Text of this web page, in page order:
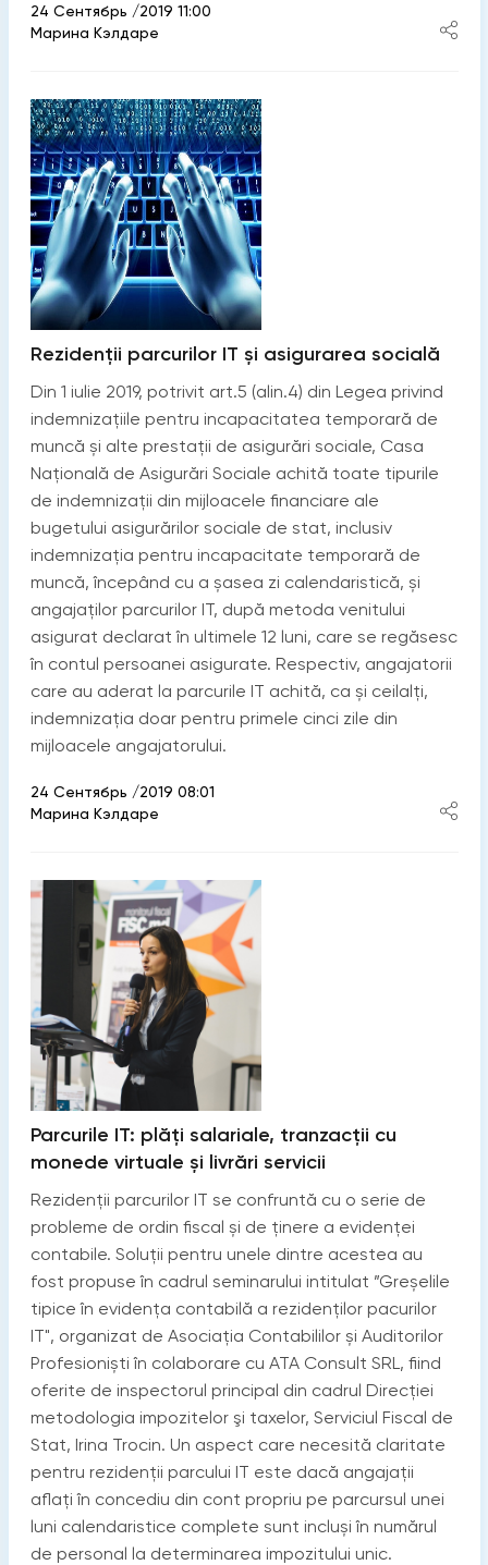
24 Сентябрь /2019 11:00
Марина Кэлдаре
Rezidenții parcurilor IT și asigurarea socială
Din 1 iulie 2019, potrivit art.5 (alin.4) din Legea privind
indemnizațiile pentru incapacitatea temporară de
muncă și alte prestații de asigurări sociale, Casa
Națională de Asigurări Sociale achită toate tipurile
de indemnizații din mijloacele financiare ale
bugetului asigurărilor sociale de stat, inclusiv
indemnizația pentru incapacitate temporară de
muncă, începând cu a șasea zi calendaristică, și
angajaților parcurilor IT, după metoda venitului
asigurat declarat în ultimele 12 luni, care se regăsesc
în contul persoanei asigurate. Respectiv, angajatorii
care au aderat la parcurile IT achită, ca și ceilalți,
indemnizația doar pentru primele cinci zile din
mijloacele angajatorului.
24 Сентябрь /2019 08:01
Марина Кэлдаре
Parcurile IT: plăți salariale, tranzacții cu
monede virtuale și livrări servicii
Rezidenții parcurilor IT se confruntă cu o serie de
probleme de ordin fiscal și de ținere a evidenței
contabile. Soluții pentru unele dintre acestea au
fost propuse în cadrul seminarului intitulat ”Greșelile
tipice în evidența contabilă a rezidenților pacurilor
IT", organizat de Asociația Contabililor și Auditorilor
Profesioniști în colaborare cu ATA Consult SRL, fiind
oferite de inspectorul principal din cadrul Direcției
metodologia impozitelor şi taxelor, Serviciul Fiscal de
Stat, Irina Trocin. Un aspect care necesită claritate
pentru rezidenții parcului IT este dacă angajații
aflați în concediu din cont propriu pe parcursul unei
luni calendaristice complete sunt incluși în numărul
de personal la determinarea impozitului unic.